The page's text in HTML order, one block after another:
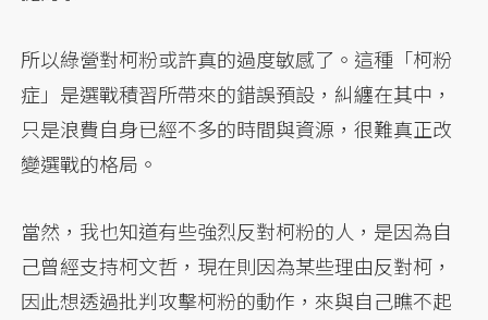
所以綠營對柯粉或許真的過度敏感了。這種「柯粉
症」是選戰積習所帶來的錯誤預設，糾纏在其中，
只是浪費自身已經不多的時間與資源，很難真正改
變選戰的格局。
當然，我也知道有些強烈反對柯粉的人，是因為自
己曾經支持柯文哲，現在則因為某些理由反對柯，
因此想透過批判攻擊柯粉的動作，來與自己瞧不起